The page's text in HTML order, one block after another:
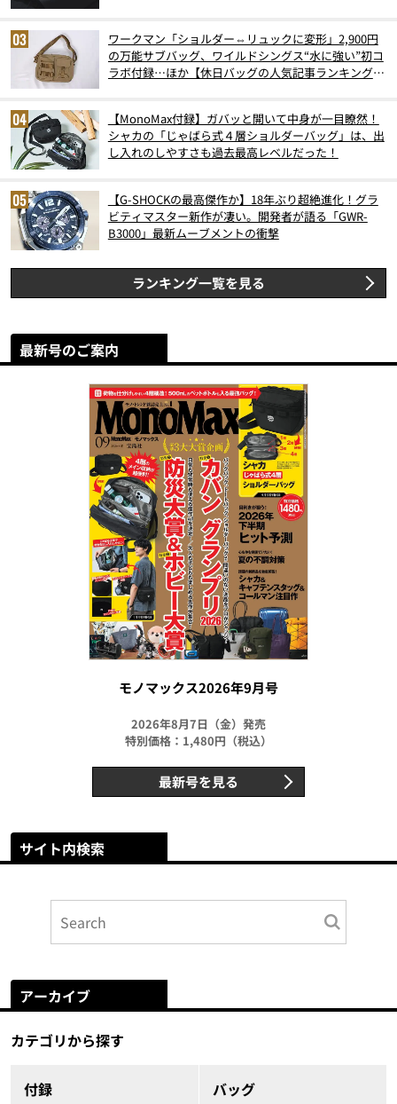
ワークマン「ショルダー⇔リュックに変形」2,900円
の万能サブバッグ、ワイルドシングス“水に強い”初コ
ラボ付録…ほか【休日バッグの人気記事ランキングベ
【MonoMax付録】ガバッと開いて中身が一目瞭然！
シャカの「じゃばら式４層ショルダーバッグ」は、出
し入れのしやすさも過去最高レベルだった！
【G-SHOCKの最高傑作か】18年ぶり超絶進化！グラ
ビティマスター新作が凄い。開発者が語る「GWR-
B3000」最新ムーブメントの衝撃
ランキング一覧を見る
最新号のご案内
モノマックス2026年9月号
2026年8月7日（金）発売
特別価格：1,480円（税込）
最新号を見る
サイト内検索
アーカイブ
カテゴリから探す
付録 バッグ